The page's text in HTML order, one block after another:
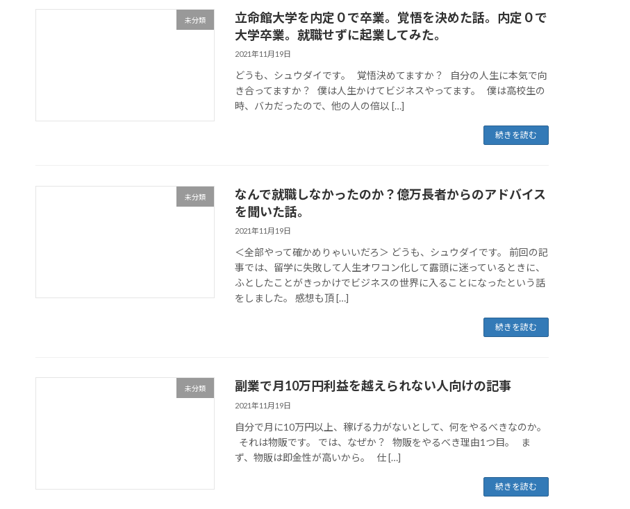
未分類
立命館大学を内定０で卒業。覚悟を決めた話。内定０で
大学卒業。就職せずに起業してみた。
2021年11月19日
どうも、シュウダイです。 覚悟決めてますか？ 自分の人生に本気で向
き合ってますか？ 僕は人生かけてビジネスやってます。 僕は高校生の
時、バカだったので、他の人の倍以 […]
続きを読む
未分類
なんで就職しなかったのか？億万長者からのアドバイス
を聞いた話。
2021年11月19日
＜全部やって確かめりゃいいだろ＞ どうも、シュウダイです。 前回の記
事では、留学に失敗して人生オワコン化して露頭に迷っているときに、
ふとしたことがきっかけでビジネスの世界に入ることになったという話
をしました。 感想も頂 […]
続きを読む
未分類 副業で月10万円利益を越えられない人向けの記事
2021年11月19日
自分で月に10万円以上、稼げる力がないとして、何をやるべきなのか。
それは物販です。 では、なぜか？ 物販をやるべき理由1つ目。 ま
ず、物販は即金性が高いから。 仕 […]
続きを読む